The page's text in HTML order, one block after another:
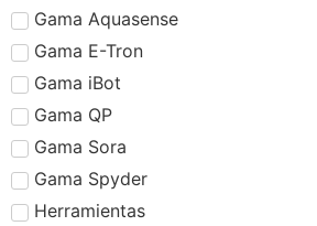
Gama Aquasense
Gama E-Tron
Gama iBot
Gama QP
Gama Sora
Gama Spyder
Herramientas